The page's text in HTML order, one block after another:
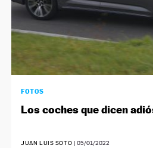
FOTOS
Los coches que dicen
JUAN LUIS SOTO | 05/01/2022